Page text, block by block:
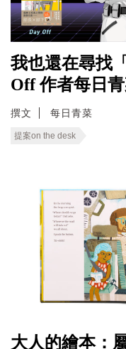
我也還在尋找
Off 作者每日
撰文 每日青菜
提案on the desk
大人的繪本：